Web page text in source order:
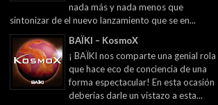
nada más y nada menos que
sintonizar de el nuevo lanzamiento que se en...
BAÏKI – KosmoX
¡ BAÏKI nos comparte una genial rola
que hace eco de conciencia de una
forma espectacular! En esta ocasión
deberías darle un vistazo a esta...